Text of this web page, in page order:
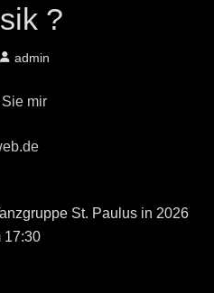
?
Author
admin
mir
St. Paulus in 2026
17:30